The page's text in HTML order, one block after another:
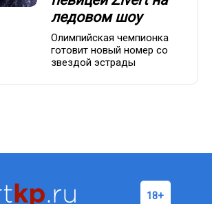
ледовом шоу
Олимпийская чемпионка
готовит новый номер со
звездой эстрады